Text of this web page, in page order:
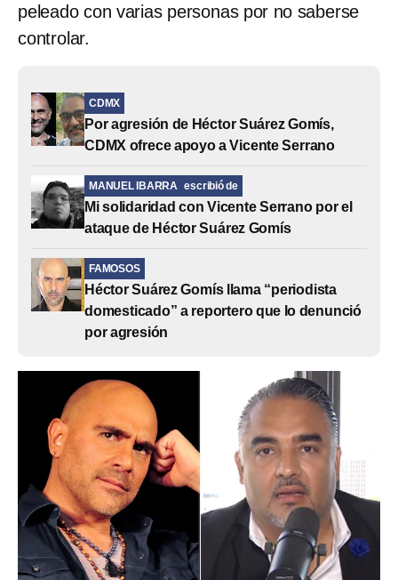
peleado con varias personas por no saberse
controlar.
CDMX
Por agresión de Héctor Suárez Gomís,
CDMX ofrece apoyo a Vicente Serrano
MANUEL IBARRA escribió de
Mi solidaridad con Vicente Serrano por el
ataque de Héctor Suárez Gomís
FAMOSOS
Héctor Suárez Gomís llama “periodista
domesticado” a reportero que lo denunció
por agresión